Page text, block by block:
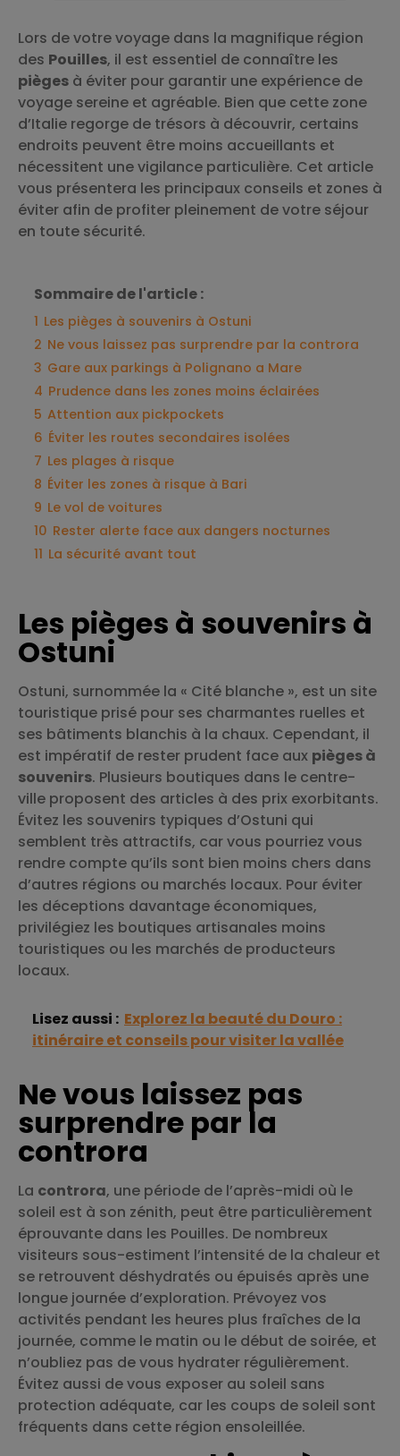
Lors de votre voyage dans la magnifique région
des Pouilles, il est essentiel de connaître les
pièges à éviter pour garantir une expérience de
voyage sereine et agréable. Bien que cette zone
d’Italie regorge de trésors à découvrir, certains
endroits peuvent être moins accueillants et
nécessitent une vigilance particulière. Cet article
vous présentera les principaux conseils et zones à
éviter afin de profiter pleinement de votre séjour
en toute sécurité.
Sommaire de l'article :
1 Les pièges à souvenirs à Ostuni
2 Ne vous laissez pas surprendre par la controra
3 Gare aux parkings à Polignano a Mare
4 Prudence dans les zones moins éclairées
5 Attention aux pickpockets
6 Éviter les routes secondaires isolées
7 Les plages à risque
8 Éviter les zones à risque à Bari
9 Le vol de voitures
10 Rester alerte face aux dangers nocturnes
11 La sécurité avant tout
Les pièges à souvenirs à
Ostuni
Ostuni, surnommée la « Cité blanche », est un site
touristique prisé pour ses charmantes ruelles et
ses bâtiments blanchis à la chaux. Cependant, il
est impératif de rester prudent face aux pièges à
souvenirs. Plusieurs boutiques dans le centre-
ville proposent des articles à des prix exorbitants.
Évitez les souvenirs typiques d’Ostuni qui
semblent très attractifs, car vous pourriez vous
rendre compte qu’ils sont bien moins chers dans
d’autres régions ou marchés locaux. Pour éviter
les déceptions davantage économiques,
privilégiez les boutiques artisanales moins
touristiques ou les marchés de producteurs
locaux.
Lisez aussi : Explorez la beauté du Douro :
itinéraire et conseils pour visiter la vallée
Ne vous laissez pas
surprendre par la
controra
La controra, une période de l’après-midi où le
soleil est à son zénith, peut être particulièrement
éprouvante dans les Pouilles. De nombreux
visiteurs sous-estiment l’intensité de la chaleur et
se retrouvent déshydratés ou épuisés après une
longue journée d’exploration. Prévoyez vos
activités pendant les heures plus fraîches de la
journée, comme le matin ou le début de soirée, et
n’oubliez pas de vous hydrater régulièrement.
Évitez aussi de vous exposer au soleil sans
protection adéquate, car les coups de soleil sont
fréquents dans cette région ensoleillée.